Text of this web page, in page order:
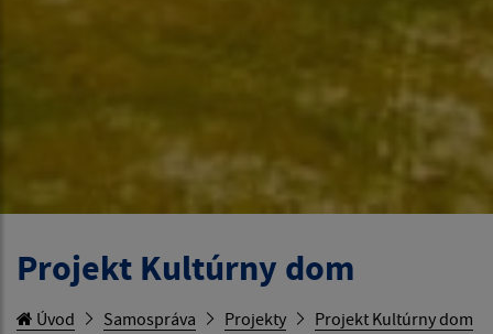
Projekt Kultúrny dom
Úvod Samospráva Projekty Projekt Kultúrny dom